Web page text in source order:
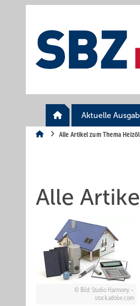
Aktuelle
Alle Artikel zum Thema Heizöl
Alle
Bild: Studio Harmony –
stock.adobe.com